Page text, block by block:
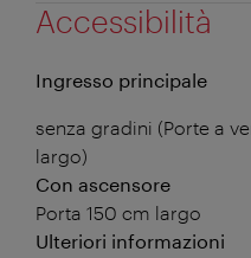
Accessibilità
Ingresso principale
senza gradini (Porte a
largo)
Con ascensore
Porta 150 cm largo
Ulteriori informazioni